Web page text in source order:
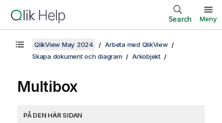
Search Meny
QlikView May 2024
Arbeta med QlikView
Skapa dokument och diagram
Arkobjekt
Multibox
PÅ DEN HÄR SIDAN